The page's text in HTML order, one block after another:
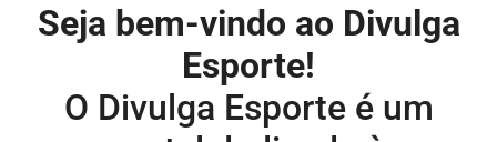
Seja bem-vindo ao Divulga
Esporte!
O Divulga Esporte é um